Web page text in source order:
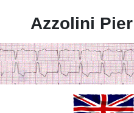
Azzolini